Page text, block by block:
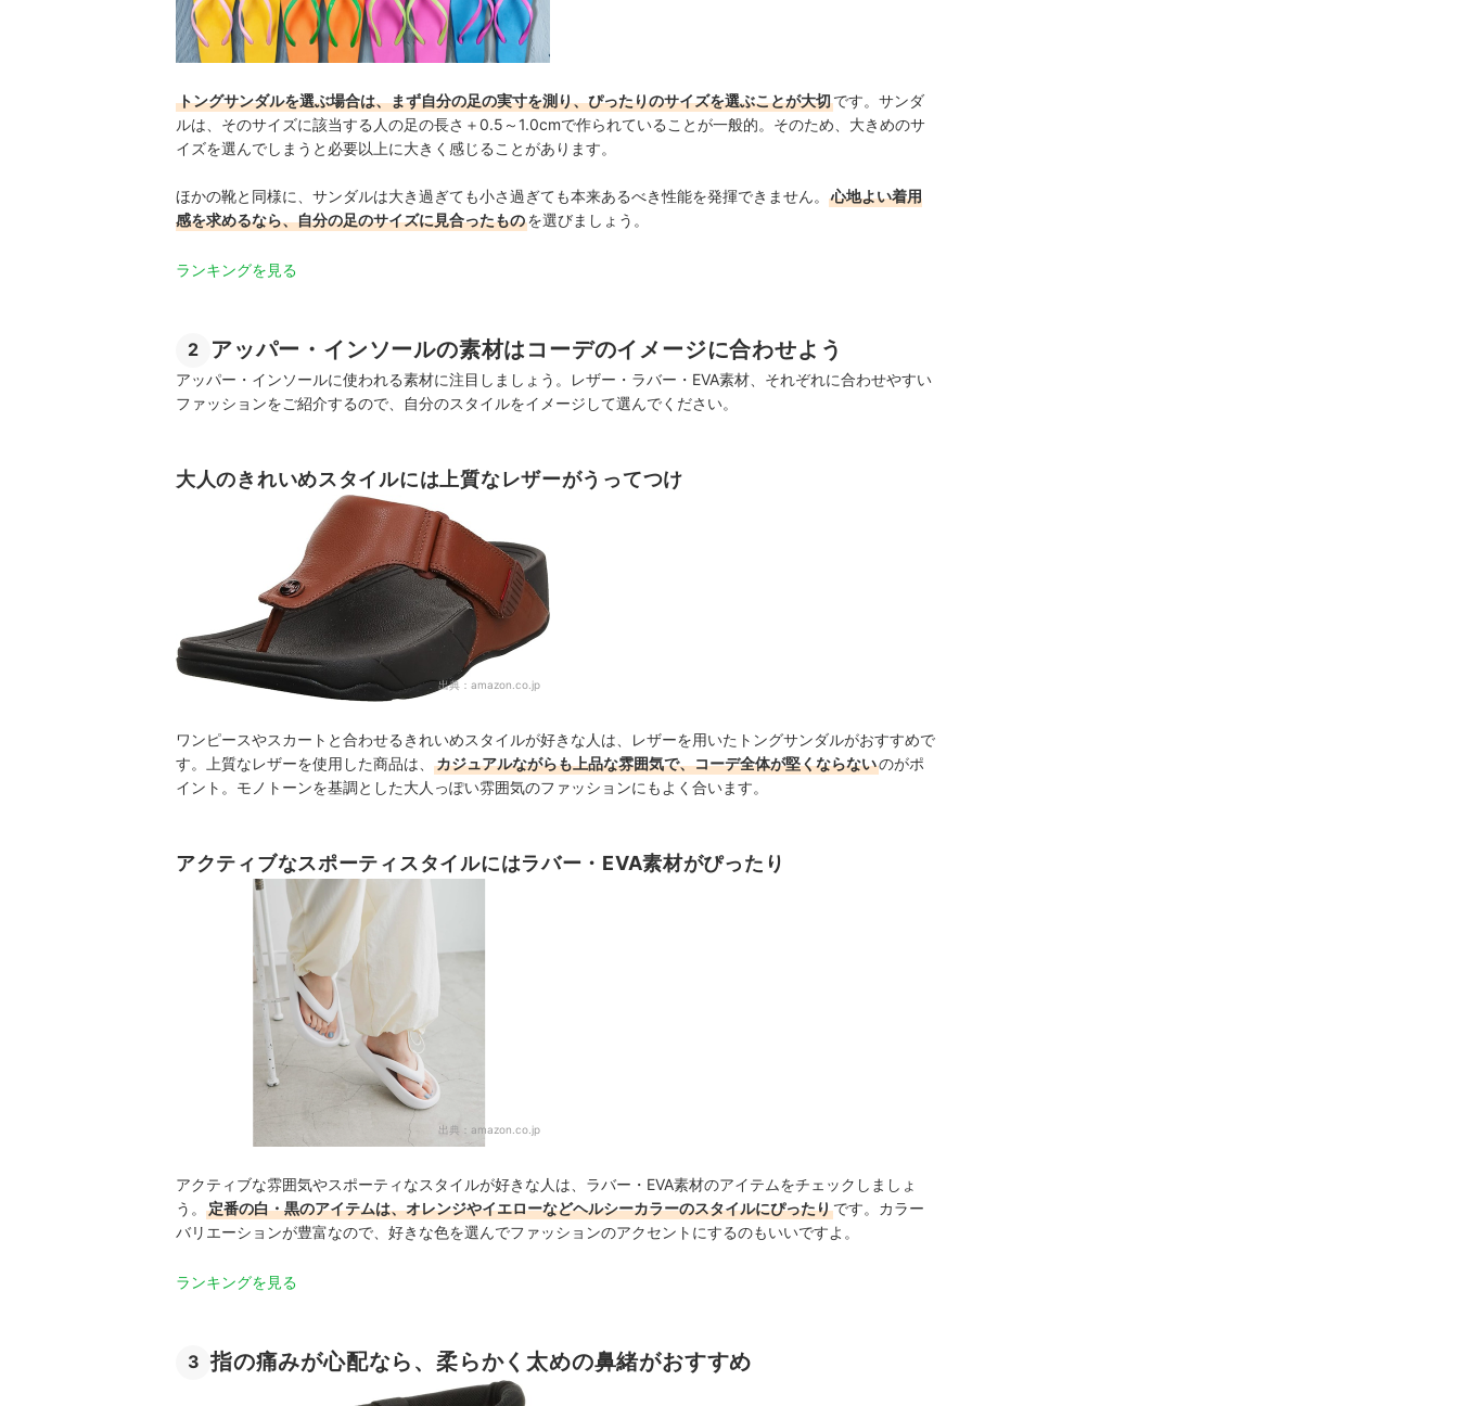
トングサンダルを選ぶ場合は、まず自分の足の実寸を測り、ぴったりのサイズを選ぶことが大切です。サンダ
ルは、そのサイズに該当する人の足の長さ＋0.5～1.0cmで作られていることが一般的。そのため、大きめのサ
イズを選んでしまうと必要以上に大きく感じることがあります。
ほかの靴と同様に、サンダルは大き過ぎても小さ過ぎても本来あるべき性能を発揮できません。
心地よい着用
感を求めるなら、自分の足のサイズに見合ったものを選びましょう。
ランキングを見る
2 アッパー・インソールの素材はコーデのイメージに合わせよう
アッパー・インソールに使われる素材に注目しましょう。レザー・ラバー・EVA素材、それぞれに合わせやすい
ファッションをご紹介するので、自分のスタイルをイメージして選んでください。
大人のきれいめスタイルには上質なレザーがうってつけ
出典： amazon.co.jp
ワンピースやスカートと合わせるきれいめスタイルが好きな人は、レザーを用いたトングサンダルがおすすめで
す。上質なレザーを使用した商品は、
カジュアルながらも上品な雰囲気で、コーデ全体が堅くならないのがポ
イント。モノトーンを基調とした大人っぽい雰囲気のファッションにもよく合います。
アクティブなスポーティスタイルにはラバー・EVA素材がぴったり
出典： amazon.co.jp
アクティブな雰囲気やスポーティなスタイルが好きな人は、ラバー・EVA素材のアイテムをチェックしましょ
う。
定番の白・黒のアイテムは、オレンジやイエローなどヘルシーカラーのスタイルにぴったりです。カラー
バリエーションが豊富なので、好きな色を選んでファッションのアクセントにするのもいいですよ。
ランキングを見る
3 指の痛みが心配なら、柔らかく太めの鼻緒がおすすめ